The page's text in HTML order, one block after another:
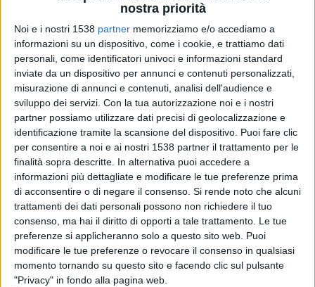
nostra priorità
Noi e i nostri 1538 partner memorizziamo e/o accediamo a
informazioni su un dispositivo, come i cookie, e trattiamo dati
personali, come identificatori univoci e informazioni standard
inviate da un dispositivo per annunci e contenuti personalizzati,
misurazione di annunci e contenuti, analisi dell'audience e
sviluppo dei servizi. Con la tua autorizzazione noi e i nostri
partner possiamo utilizzare dati precisi di geolocalizzazione e
identificazione tramite la scansione del dispositivo. Puoi fare clic
per consentire a noi e ai nostri 1538 partner il trattamento per le
finalità sopra descritte. In alternativa puoi accedere a
informazioni più dettagliate e modificare le tue preferenze prima
di acconsentire o di negare il consenso. Si rende noto che alcuni
trattamenti dei dati personali possono non richiedere il tuo
consenso, ma hai il diritto di opporti a tale trattamento. Le tue
preferenze si applicheranno solo a questo sito web. Puoi
modificare le tue preferenze o revocare il consenso in qualsiasi
momento tornando su questo sito e facendo clic sul pulsante
"Privacy" in fondo alla pagina web.
Le scuole agrarie del nuorese fanno rete per